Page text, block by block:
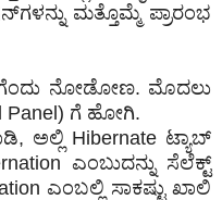
ಮತ್ತೊಮ್ಮೆ ಪ್ರಾರಂಭ
ನೋಡೋಣ. ಮೊದಲು
Panel) ಗೆ ಹೋಗಿ.
ಅಲ್ಲಿ Hibernate ಟ್ಯಾಬ್‌‌
ಎಂಬುದನ್ನು ಸೆಲೆಕ್ಟ್
ಎಂಬಲ್ಲಿ ಸಾಕಷ್ಟು ಖಾಲಿ